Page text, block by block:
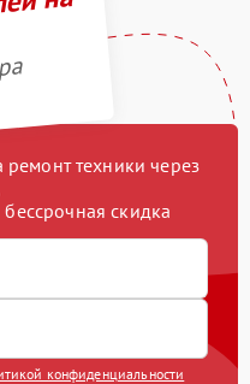
техники через
бессрочная скидка
конфиденциальности